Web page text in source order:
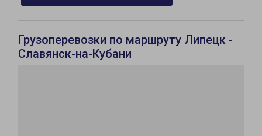
Грузоперевозки по маршруту Липецк -
Славянск-на-Кубани